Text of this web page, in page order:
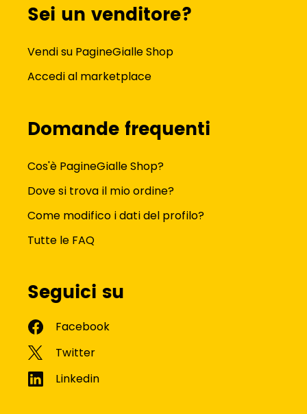
Sei un venditore?
Vendi su PagineGialle Shop
Accedi al marketplace
Domande frequenti
Cos'è PagineGialle Shop?
Dove si trova il mio ordine?
Come modifico i dati del profilo?
Tutte le FAQ
Seguici su